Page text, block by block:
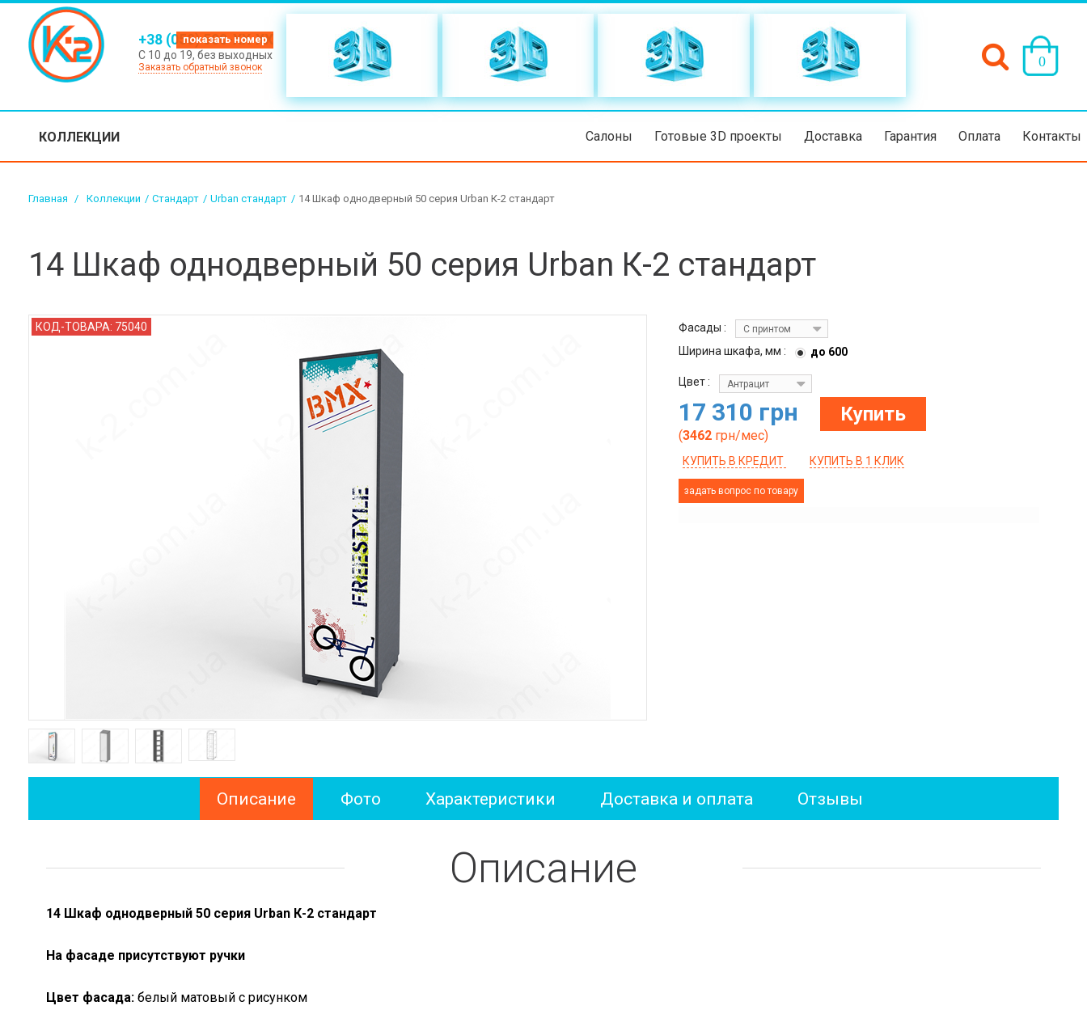
0
+38 (050) 500-XX-XX
С 10 до 19, без выходных
Заказать обратный звонок
КОЛЛЕКЦИИ Салоны Готовые 3D проекты Доставка Гарантия Оплата Контакты
Главная Коллекции / Стандарт / Urban стандарт / 14 Шкаф однодверный 50 серия Urban К-2 стандарт
14 Шкаф однодверный 50 серия Urban К-2 стандарт
КОД-ТОВАРА: 75040 Фасады : С принтом
Ширина шкафа, мм : до 600
Цвет : Антрацит
17 310 грн Купить
(3462 грн/мес)
КУПИТЬ В КРЕДИТ КУПИТЬ В 1 КЛИК
задать вопрос по товару
Описание Фото Характеристики Доставка и оплата Отзывы
Описание
14 Шкаф однодверный 50 серия Urban К-2 стандарт
На фасаде присутствуют ручки
Цвет фасада: белый матовый с рисунком